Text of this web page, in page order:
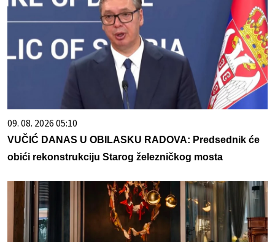
09. 08. 2026 05:10
VUČIĆ DANAS U OBILASKU RADOVA: Predsednik će
obići rekonstrukciju Starog železničkog mosta